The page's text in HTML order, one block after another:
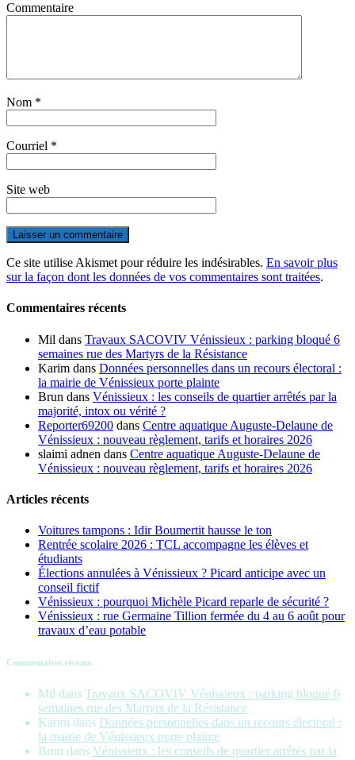
Commentaire
Nom *
Courriel *
Site web
Ce site utilise Akismet pour réduire les indésirables. En savoir plus
sur la façon dont les données de vos commentaires sont traitées.
Commentaires récents
Mil dans Travaux SACOVIV Vénissieux : parking bloqué 6
semaines rue des Martyrs de la Résistance
Karim dans Données personnelles dans un recours électoral :
la mairie de Vénissieux porte plainte
Brun dans Vénissieux : les conseils de quartier arrêtés par la
majorité, intox ou vérité ?
Reporter69200 dans Centre aquatique Auguste-Delaune de
Vénissieux : nouveau règlement, tarifs et horaires 2026
slaimi adnen dans Centre aquatique Auguste-Delaune de
Vénissieux : nouveau règlement, tarifs et horaires 2026
Articles récents
Voitures tampons : Idir Boumertit hausse le ton
Rentrée scolaire 2026 : TCL accompagne les élèves et
étudiants
Élections annulées à Vénissieux ? Picard anticipe avec un
conseil fictif
Vénissieux : pourquoi Michèle Picard reparle de sécurité ?
Vénissieux : rue Germaine Tillion fermée du 4 au 6 août pour
travaux d’eau potable
Commentaires récents
Mil dans Travaux SACOVIV Vénissieux : parking bloqué 6
semaines rue des Martyrs de la Résistance
Karim dans Données personnelles dans un recours électoral :
la mairie de Vénissieux porte plainte
Brun dans Vénissieux : les conseils de quartier arrêtés par la